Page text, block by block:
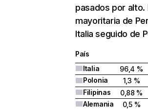
pasados por alto.
mayoritaria de
Italia seguido de
País
Italia
96,4 %
Polonia
1,3 %
Filipinas
0,88 %
Alemania
0,5 %